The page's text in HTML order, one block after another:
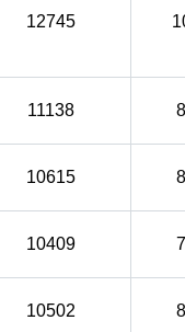
12745
11138
10615
10409
10502